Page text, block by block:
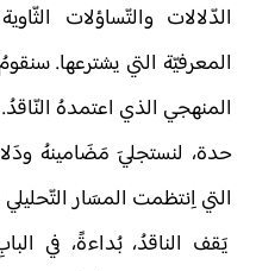
الدّلالات والتّساؤلات
المعرفيّة التي يشترعها.
المنهجي الذي اعتمدهُ
حدة، لنستجليَ مَضَامينهُ
التي اِنتظمت المسَار
يَقف الناقدُ، بُداءةً، في